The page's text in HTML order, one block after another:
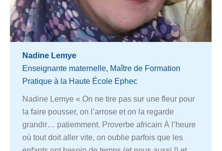
Nadine Lemye
Enseignante maternelle, Maître de Formation
Pratique à la Haute École Ephec
Nadine Lemye « On ne tire pas sur une fleur pour
la faire pousser, on l’arrose et on la regarde
grandir… patiemment. Proverbe africain À l’heure
où tout doit aller vite, on oublie parfois que les